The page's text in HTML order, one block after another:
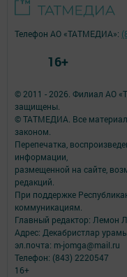
© 2011 - 2026. Филиал АО
защищены.
© ТАТМЕДИА. Все
законом.
Перепечатка,
информации,
размещенной на сайте,
редакций.
При поддержке
коммуникациям.
Главный редактор: Лемон
Адрес: Декабристлар
эл.почта: m-jomga@mail.ru
Телефон: (843) 2220547
16+
Телефон АО «ТАТМЕДИА»:
16+